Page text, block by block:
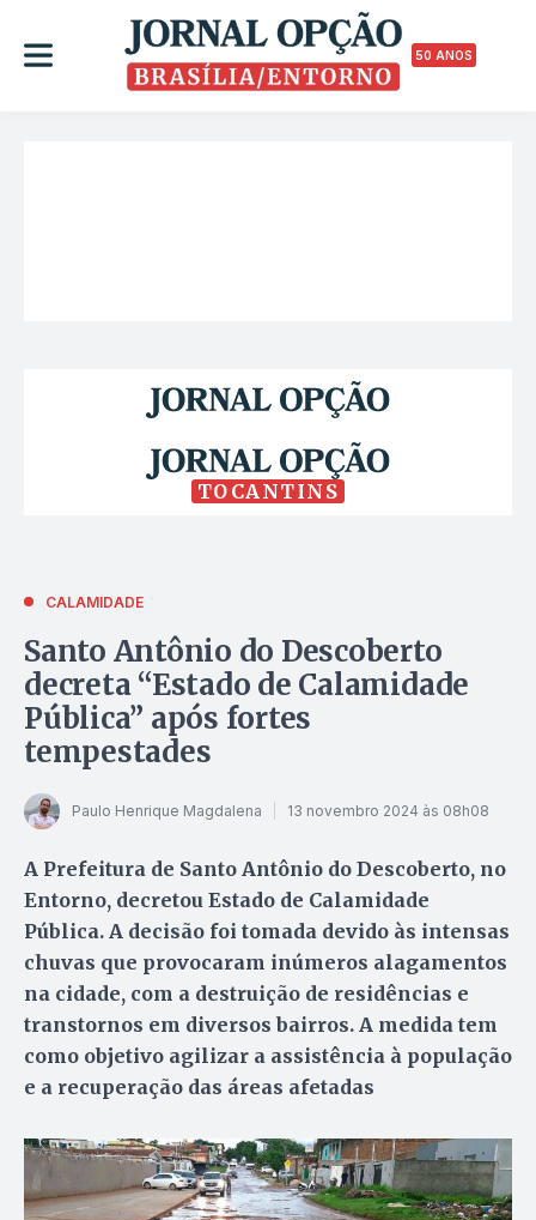
50 ANOS
TOCANTINS
CALAMIDADE
Santo Antônio do Descoberto
decreta “Estado de Calamidade
Pública” após fortes
tempestades
Paulo Henrique Magdalena 13 novembro 2024 às 08h08
A Prefeitura de Santo Antônio do Descoberto, no
Entorno, decretou Estado de Calamidade
Pública. A decisão foi tomada devido às intensas
chuvas que provocaram inúmeros alagamentos
na cidade, com a destruição de residências e
transtornos em diversos bairros. A medida tem
como objetivo agilizar a assistência à população
e a recuperação das áreas afetadas